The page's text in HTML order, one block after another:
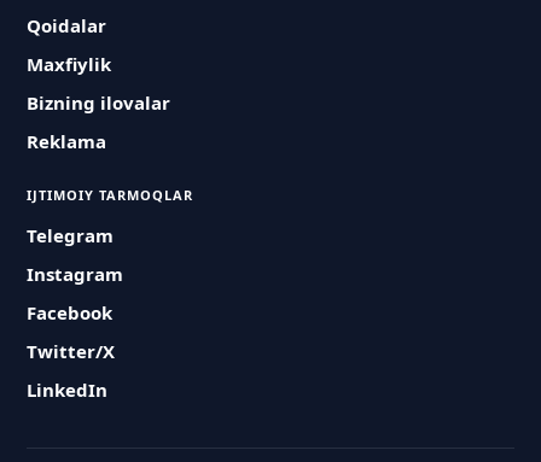
Qoidalar
Maxfiylik
Bizning ilovalar
Reklama
IJTIMOIY TARMOQLAR
Telegram
Instagram
Facebook
Twitter/X
LinkedIn